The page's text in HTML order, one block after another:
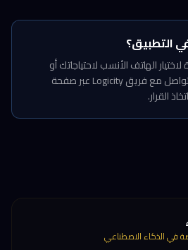
التطبيق؟
الهاتف الأنسب لاحتياجاتك أو
طريقة الشراء من الخارج، تواصل مع فريق Logicity عبر صفحة
القرار.
في الذكاء الاصطناعي